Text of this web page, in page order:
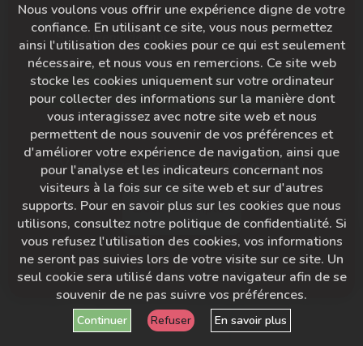
Se souvenir de moi
Mot de passe oublié?
S'IDENTIFIER
Vous n'avez pas encore de compte ?
Créer un compte
Nous voulons vous offrir une expérience digne de votre
confiance. En utilisant ce site, vous nous permettez
ainsi l'utilisation des cookies pour ce qui est seulement
nécessaire, et nous vous en remercions. Ce site web
stocke les cookies uniquement sur votre ordinateur
pour collecter des informations sur la manière dont
vous interagissez avec notre site web et nous
permettent de nous souvenir de vos préférences et
d'améliorer votre expérience de navigation, ainsi que
pour l'analyse et les indicateurs concernant nos
visiteurs à la fois sur ce site web et sur d'autres
supports. Pour en savoir plus sur les cookies que nous
utilisons, consultez notre politique de confidentialité. Si
vous refusez l'utilisation des cookies, vos informations
ne seront pas suivies lors de votre visite sur ce site. Un
seul cookie sera utilisé dans votre navigateur afin de se
souvenir de ne pas suivre vos préférences.
Continuer Refuser En savoir plus